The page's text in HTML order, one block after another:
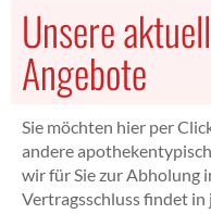
Unsere
Angebote
Sie möchten hier per
andere
wir für Sie zur Abholung
Vertragsschluss findet in